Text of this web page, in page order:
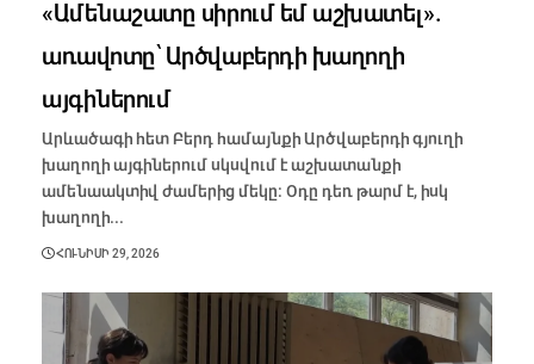
«Ամենաշատը սիրում եմ աշխատել».
առավոտը՝ Արծվաբերդի խաղողի
այգիներում
Արևածագի հետ Բերդ համայնքի Արծվաբերդի գյուղի
խաղողի այգիներում սկսվում է աշխատանքի
ամենաակտիվ ժամերից մեկը։ Օդը դեռ թարմ է, իսկ
խաղողի...
ՀՈՒՆԻՍԻ 29, 2026